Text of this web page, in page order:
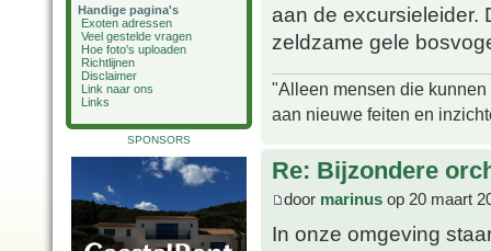
Handige pagina's
Exoten adressen
Veel gestelde vragen
Hoe foto's uploaden
Richtlijnen
Disclaimer
Link naar ons
Links
SPONSORS
aan de excursieleider.
zeldzame gele
"Alleen mensen die
aan nieuwe feiten en
Re: Bijzondere
door marinus op 20 maart
In onze omgeving